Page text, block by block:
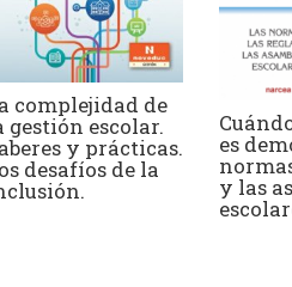
complejidad de
gestión escolar.
y prácticas.
desafíos de la
es
y las